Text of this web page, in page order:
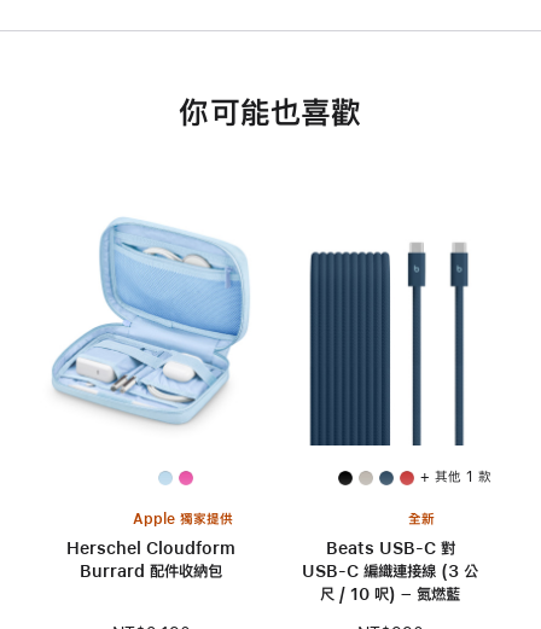
你可能也喜歡
Apple 獨家提供
Herschel Cloudform
Burrard 配件收納包
+ 其他 1 款
全新
Beats USB-C 對
USB-C 編織連接線 (3 公
尺 / 10 呎) – 氮燃藍